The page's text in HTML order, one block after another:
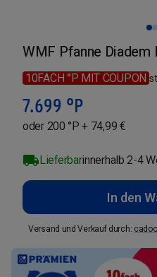
WMF Pfanne
10FACH °P MIT COUPON
7.699 °P
oder 200 °P + 74,99 €
Lieferbarinnerhalb 2-4
In den
Versand und Verkauf durch: